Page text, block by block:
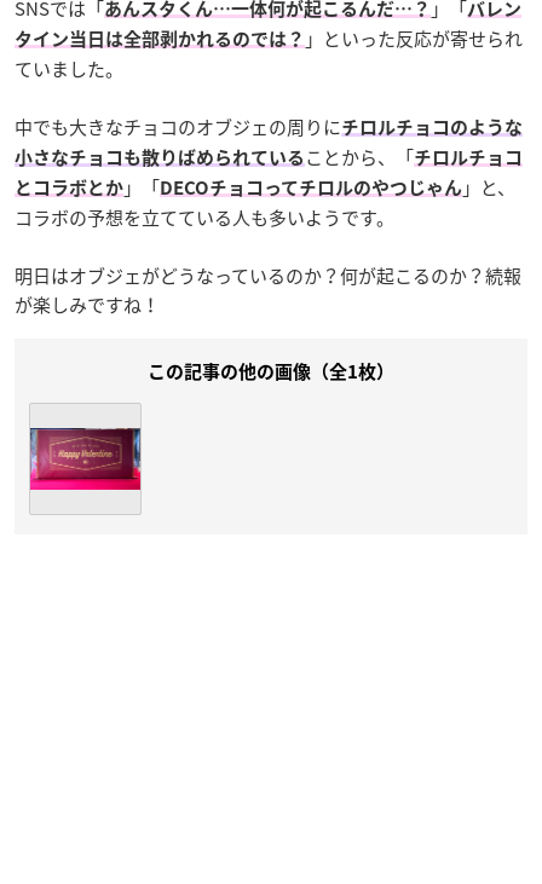
SNSでは「あんスタくん…一体何が起こるんだ…？ 」「バレン
タイン当日は全部剥かれるのでは？ 」といった反応が寄せられ
ていました。
中でも大きなチョコのオブジェの周りにチロルチョコのような
小さなチョコも散りばめられている ことから、「チロルチョコ
とコラボとか 」「 DECOチョコってチロルのやつじゃん 」と、
コラボの予想を立てている人も多いようです。
明日はオブジェがどうなっているのか？何が起こるのか？続報
が楽しみですね！
この記事の他の画像（全1枚）